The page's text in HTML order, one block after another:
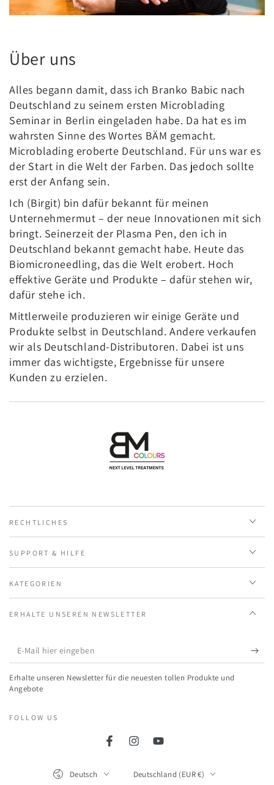
Über uns
Alles begann damit, dass ich Branko Babic nach
Deutschland zu seinem ersten Microblading
Seminar in Berlin eingeladen habe. Da hat es im
wahrsten Sinne des Wortes BÄM gemacht.
Microblading eroberte Deutschland. Für uns war es
der Start in die Welt der Farben. Das jedoch sollte
erst der Anfang sein.
Ich (Birgit) bin dafür bekannt für meinen
Unternehmermut – der neue Innovationen mit sich
bringt. Seinerzeit der Plasma Pen, den ich in
Deutschland bekannt gemacht habe. Heute das
Biomicroneedling, das die Welt erobert. Hoch
effektive Geräte und Produkte – dafür stehen wir,
dafür stehe ich.
Mittlerweile produzieren wir einige Geräte und
Produkte selbst in Deutschland. Andere verkaufen
wir als Deutschland-Distributoren. Dabei ist uns
immer das wichtigste, Ergebnisse für unsere
Kunden zu erzielen.
RECHTLICHES
SUPPORT & HILFE
KATEGORIEN
ERHALTE UNSEREN NEWSLETTER
E-
Mail
hier
Erhalte unseren Newsletter für die neuesten tollen Produkte und
Angebote
FOLLOW US
FacebookInstagramYouTube
Deutsch Deutschland (EUR €)